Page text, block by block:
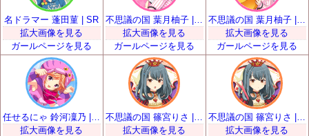
名ドラマー 蓬田菫 | SR
拡大画像を見る
ガールページを見る
不思議の国 葉月柚子 | SR
拡大画像を見る
ガールページを見る
不思議の国 葉月柚子 | SR
拡大画像を見る
ガールページを見る
拡大画像を見る
不思議の国 篠宮りさ | SR
拡大画像を見る
不思議の国 篠宮りさ | SR
拡大画像を見る